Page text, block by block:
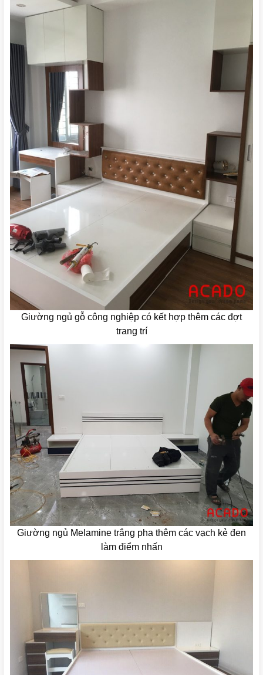
Giường ngủ gỗ công nghiệp có kết hợp thêm các đợt
trang trí
Giường ngủ Melamine trắng pha thêm các vạch kẻ đen
làm điểm nhấn